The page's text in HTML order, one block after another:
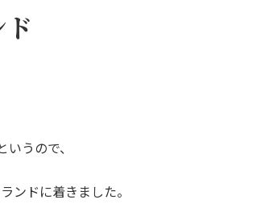
うので、
ンドに着きました。